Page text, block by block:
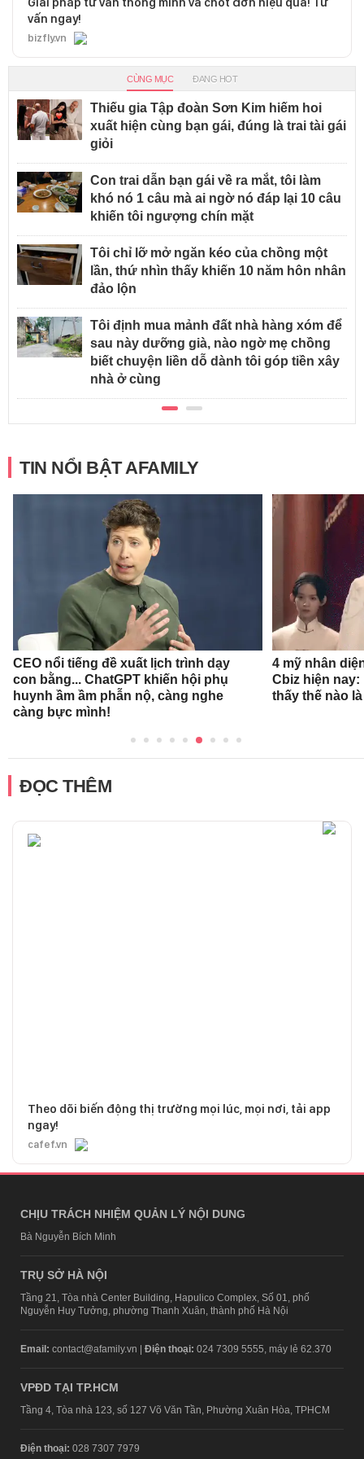
vấn ngay!
bizfly.vn
CÙNG MỤC ĐANG HOT
Thiếu gia Tập đoàn Sơn Kim hiếm hoi
xuất hiện cùng bạn gái, đúng là trai tài gái
giỏi
Con trai dẫn bạn gái về ra mắt, tôi làm
khó nó 1 câu mà ai ngờ nó đáp lại 10 câu
khiến tôi ngượng chín mặt
Tôi chỉ lỡ mở ngăn kéo của chồng một
lần, thứ nhìn thấy khiến 10 năm hôn nhân
đảo lộn
Tôi định mua mảnh đất nhà hàng xóm để
sau này dưỡng già, nào ngờ mẹ chồng
biết chuyện liền dỗ dành tôi góp tiền xây
nhà ở cùng
TIN NỔI BẬT AFAMILY
CEO nổi tiếng đề xuất lịch trình dạy
con bằng... ChatGPT khiến hội phụ
huynh ầm ầm phẫn nộ, càng nghe
càng bực mình!
4 mỹ nhân
Cbiz hiện nay:
thấy thế nào
ĐỌC THÊM
Theo dõi biến động thị trường mọi lúc, mọi nơi, tải app
ngay!
cafef.vn
CHỊU TRÁCH NHIỆM QUẢN LÝ NỘI DUNG
Bà Nguyễn Bích Minh
TRỤ SỞ HÀ NỘI
Tầng 21, Tòa nhà Center Building, Hapulico Complex, Số 01, phố
Nguyễn Huy Tưởng, phường Thanh Xuân, thành phố Hà Nội
Email: contact@afamily.vn | Điện thoại: 024 7309 5555, máy lẻ 62.370
VPĐD TẠI TP.HCM
Tầng 4, Tòa nhà 123, số 127 Võ Văn Tần, Phường Xuân Hòa, TPHCM
Điện thoại: 028 7307 7979